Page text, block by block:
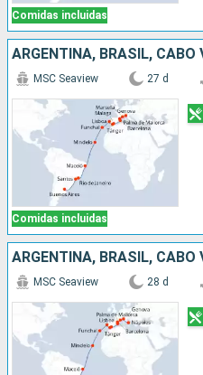
Comidas incluidas
Comidas incluidas
MSC Seaview 27 d
MSC Seaview 28 d